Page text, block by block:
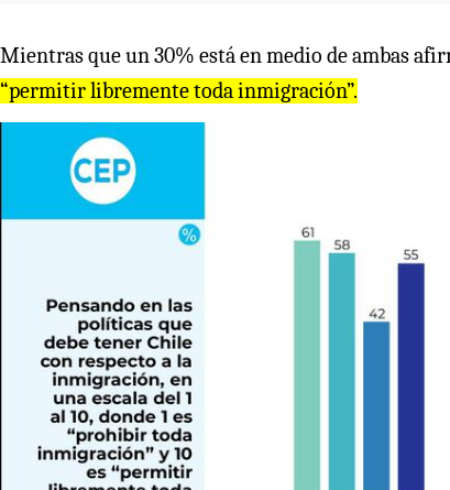
Mientras que un 30% está en medio de ambas
“permitir libremente toda inmigración”.